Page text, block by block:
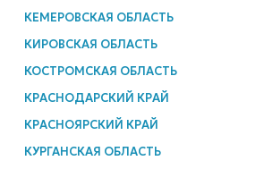
КЕМЕРОВСКАЯ ОБЛАСТЬ
КИРОВСКАЯ ОБЛАСТЬ
КОСТРОМСКАЯ ОБЛАСТЬ
КРАСНОДАРСКИЙ КРАЙ
КРАСНОЯРСКИЙ КРАЙ
КУРГАНСКАЯ ОБЛАСТЬ